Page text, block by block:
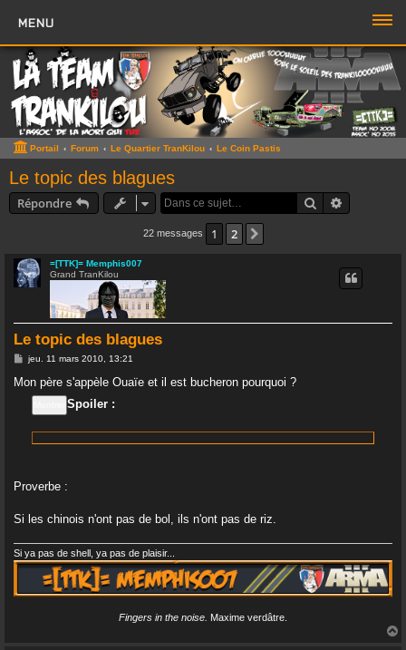
MENU
PORTAIL
FORUM
ZONE TTK
Boutique TTK
TROMBI
Sujets sans réponse
Sujets actifs
Rechercher
Page du Chat
Portail Forum Le Quartier TranKilou Le Coin Pastis
Le topic des blagues
Répondre Rechercher
22 messages 1 2
=[TTK]= Memphis007
Grand TranKilou
Le topic des blagues
M
s
jeu. 11 mars 2010, 13:21
Mon père s'appèle Ouaïe et il est bucheron pourquoi ?
Spoiler :
Proverbe :
Si les chinois n'ont pas de bol, ils n'ont pas de riz.
Si ya pas de shell, ya pas de plaisir...
Fingers in the noise. Maxime verdâtre.